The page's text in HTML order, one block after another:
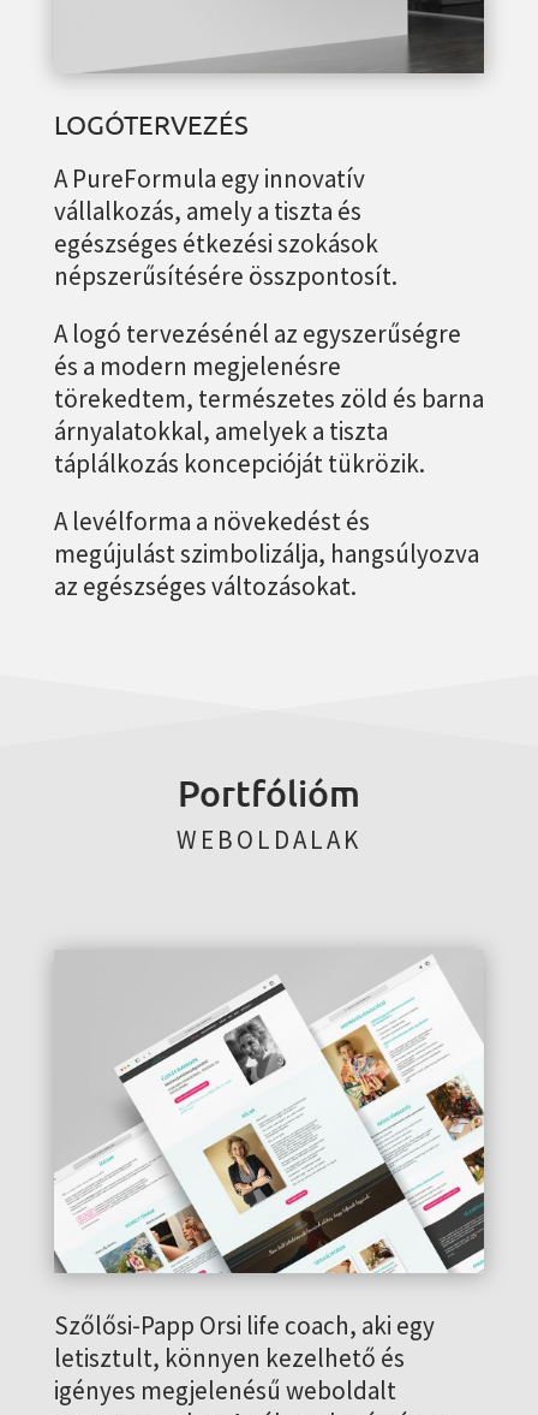
LOGÓTERVEZÉS
A PureFormula egy innovatív
vállalkozás, amely a tiszta és
egészséges étkezési szokások
népszerűsítésére összpontosít.
A logó tervezésénél az egyszerűségre
és a modern megjelenésre
törekedtem, természetes zöld és barna
árnyalatokkal, amelyek a tiszta
táplálkozás koncepcióját tükrözik.
A levélforma a növekedést és
megújulást szimbolizálja, hangsúlyozva
az egészséges változásokat.
Portfólióm
WEBOLDALAK
Szőlősi-Papp Orsi life coach, aki egy
letisztult, könnyen kezelhető és
igényes megjelenésű weboldalt